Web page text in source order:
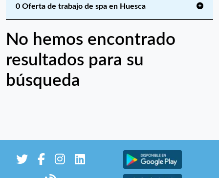
0 Oferta de trabajo de spa en Huesca
No hemos encontrado
resultados para su
búsqueda